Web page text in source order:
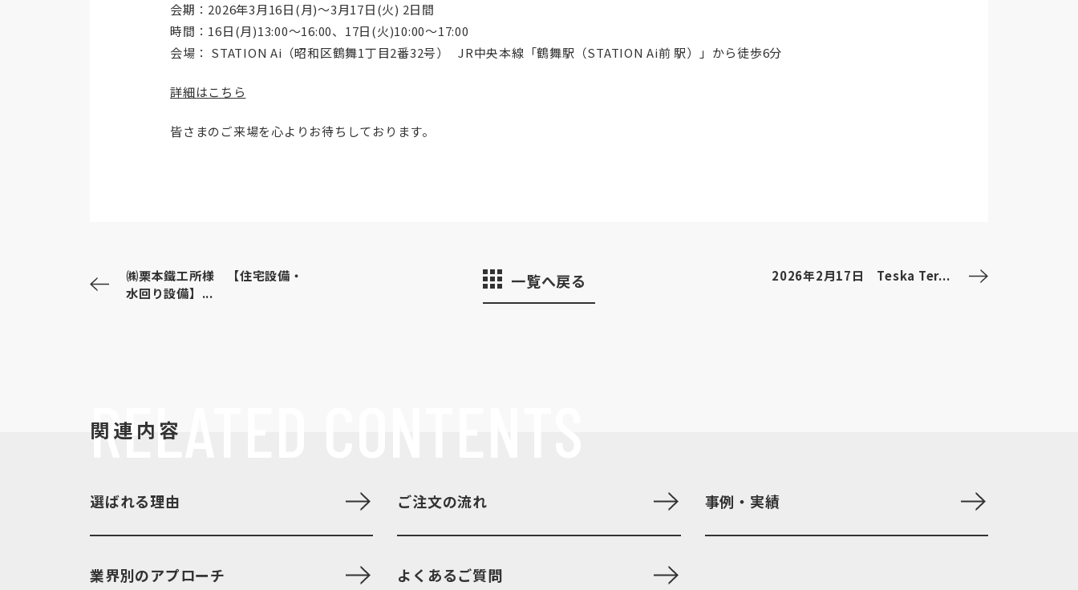
会期：2026年3月16日(月)～3月17日(火) 2日間
時間：16日(月)13:00～16:00、17日(火)10:00～17:00
会場： STATION Ai（昭和区鶴舞1丁目2番32号） JR中央本線「鶴舞駅（STATION Ai前 駅）」から徒歩6分
詳細はこちら
皆さまのご来場を心よりお待ちしております。
㈱栗本鐵工所様 【住宅設備・
水回り設備】...
一覧へ戻る 2026年2月17日 Teska Ter...
RELATED
関連内容
選ばれる理由 ご注文の流れ 事例・実績
業界別のアプローチ よくあるご質問